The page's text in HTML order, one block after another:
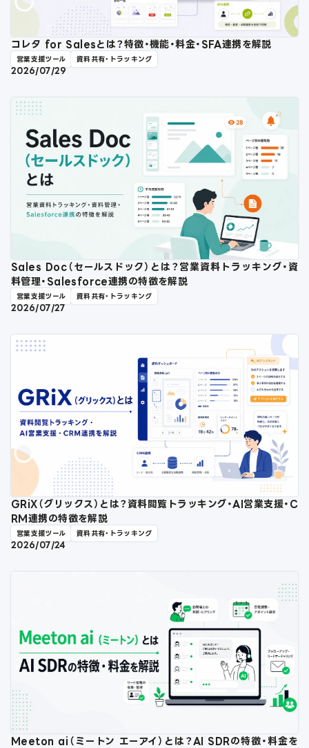
コレタ for Salesとは？特徴・機能・料金・SFA連携を解説
営業支援ツール 資料共有・トラッキング
2026/07/29
Sales Doc（セールスドック）とは？営業資料トラッキング・資
料管理・Salesforce連携の特徴を解説
営業支援ツール 資料共有・トラッキング
2026/07/27
GRiX（グリックス）とは？資料閲覧トラッキング・AI営業支援・C
RM連携の特徴を解説
営業支援ツール 資料共有・トラッキング
2026/07/24
Meeton ai（ミートン エーアイ）とは？AI SDRの特徴・料金を